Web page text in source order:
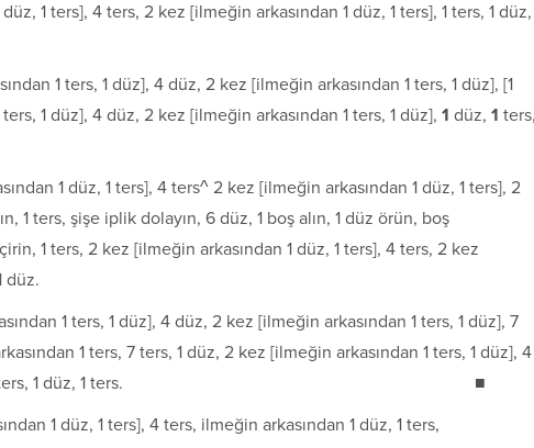
1 ters], 4 ters, 2 kez [ilmeğin arkasından 1 düz, 1 ters], 1 ters, 1 düz,
1 ters, 1 düz], 4 düz, 2 kez [ilmeğin arkasından 1 ters, 1 düz], [1
1 düz], 4 düz, 2 kez [ilmeğin arkasından 1 ters, 1 düz], 1 düz, 1 ters,
1 düz, 1 ters], 4 ters^ 2 kez [ilmeğin arkasından 1 düz, 1 ters], 2
ters, şişe iplik dolayın, 6 düz, 1 boş alın, 1 düz örün, boş
1 ters, 2 kez [ilmeğin arkasından 1 düz, 1 ters], 4 ters, 2 kez
düz.
1 ters, 1 düz], 4 düz, 2 kez [ilmeğin arkasından 1 ters, 1 düz], 7
1 ters, 7 ters, 1 düz, 2 kez [ilmeğin arkasından 1 ters, 1 düz], 4
1 ters, 1 düz], 1 ters, 1 düz, 1 ters. ■
1 düz, 1 ters], 4 ters, ilmeğin arkasından 1 düz, 1 ters,